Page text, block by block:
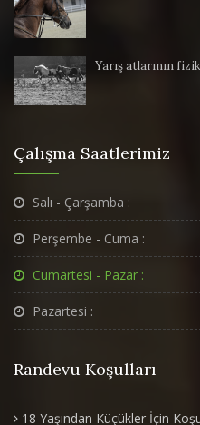
Yarış atlarının
Çalışma Saatlerimiz
Salı - Çarşamba :
Perşembe - Cuma :
Cumartesi - Pazar :
Pazartesi :
Randevu Koşulları
18 Yaşından Küçükler İçin